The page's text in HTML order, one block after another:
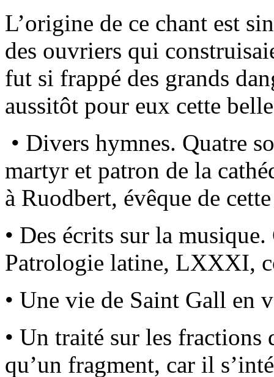
L’origine de ce chant est
des ouvriers qui
fut si frappé des grands
aussitôt pour eux cette
• Divers hymnes. Quatre
martyr et patron de la
à Ruodbert, évêque de
• Des écrits sur la
Patrologie latine, LXXXI,
• Une vie de Saint Gall en
• Un traité sur les fractions
qu’un fragment, car il